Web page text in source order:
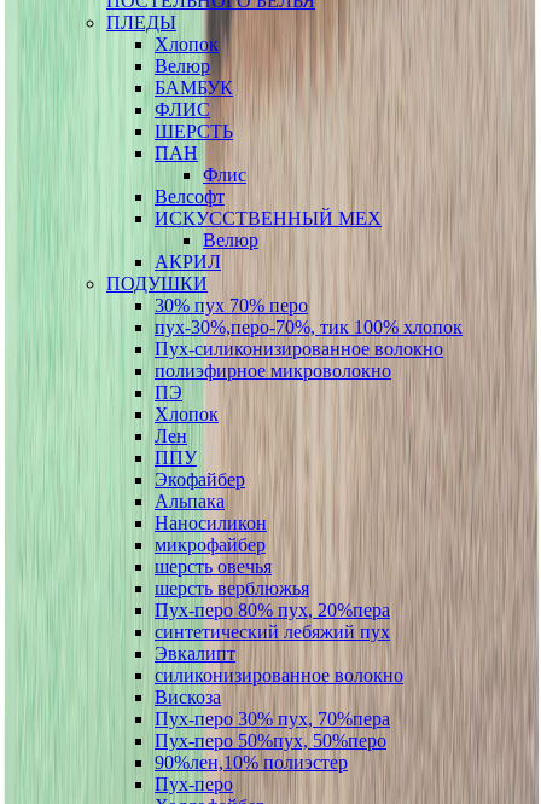
ПЛЕДЫ
Хлопок
Велюр
БАМБУК
ФЛИС
ШЕРСТЬ
ПАН
Флис
Велсофт
ИСКУССТВЕННЫЙ МЕХ
Велюр
АКРИЛ
ПОДУШКИ
30% пух 70% перо
пух-30%,перо-70%, тик 100% хлопок
Пух-силиконизированное волокно
полиэфирное микроволокно
ПЭ
Хлопок
Лен
ППУ
Экофайбер
Альпака
Наносиликон
микрофайбер
шерсть овечья
шерсть верблюжья
Пух-перо 80% пух, 20%пера
синтетический лебяжий пух
Эвкалипт
силиконизированное волокно
Вискоза
Пух-перо 30% пух, 70%пера
Пух-перо 50%пух, 50%перо
90%лен,10% полиэстер
Пух-перо